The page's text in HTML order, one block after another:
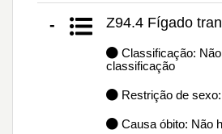
- Z94.4 Fígado
Classificação:
classificação
Restrição de
Causa óbito: Não